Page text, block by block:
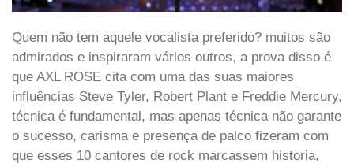
Quem não tem aquele vocalista preferido? muitos são
admirados e inspiraram vários outros, a prova disso é
que AXL ROSE cita com uma das suas maiores
influências Steve Tyler, Robert Plant e Freddie Mercury,
técnica é fundamental, mas apenas técnica não garante
o sucesso, carisma e presença de palco fizeram com
que esses 10 cantores de rock marcassem historia,